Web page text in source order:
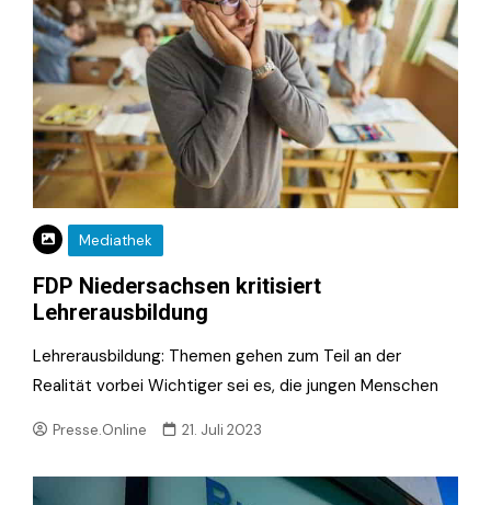
Mediathek
FDP Niedersachsen kritisiert
Lehrerausbildung
Lehrerausbildung: Themen gehen zum Teil an der
Realität vorbei Wichtiger sei es, die jungen Menschen
Presse.Online 21. Juli 2023